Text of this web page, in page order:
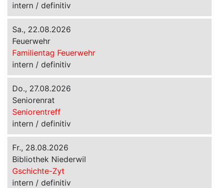
intern / definitiv
Sa., 22.08.2026
Feuerwehr
Familientag Feuerwehr
intern / definitiv
Do., 27.08.2026
Seniorenrat
Seniorentreff
intern / definitiv
Fr., 28.08.2026
Bibliothek Niederwil
Gschichte-Zyt
intern / definitiv